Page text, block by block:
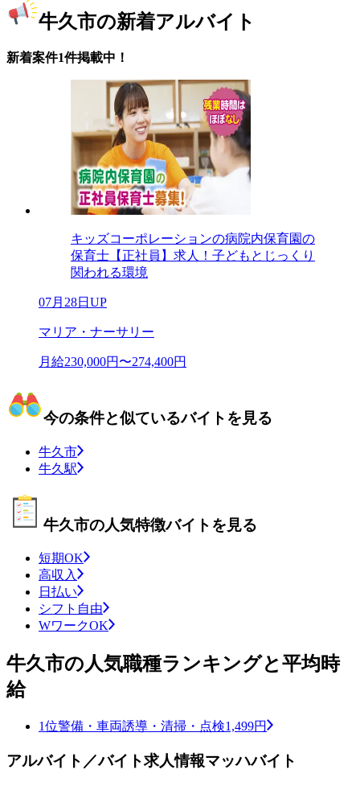
牛久市の新着アルバイト
新着案件1件掲載中！
キッズコーポレーションの病院内保育園の
保育士【正社員】求人！子どもとじっくり
関われる環境
07月28日UP
マリア・ナーサリー
月給230,000円〜274,400円
今の条件と似ているバイトを見る
牛久市
牛久駅
牛久市の人気特徴バイトを見る
短期OK
高収入
日払い
シフト自由
WワークOK
牛久市の人気職種ランキングと平均時
給
1位警備・車両誘導・清掃・点検1,499円
アルバイト／バイト求人情報マッハバイト